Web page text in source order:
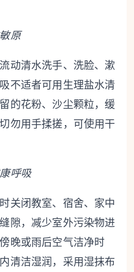
原
动清水洗手、洗脸、漱
不适者可用生理盐水清
的花粉、沙尘颗粒，缓
勿用手揉搓，可使用干
呼吸
关闭教室、宿舍、家中
隙，减少室外污染物进
晚或雨后空气洁净时
清洁湿润，采用湿抹布